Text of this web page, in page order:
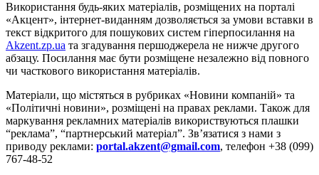
Використання будь-яких матеріалів, розміщених на порталі
«Акцент», інтернет-виданням дозволяється за умови вставки в
текст відкритого для пошукових систем гіперпосилання на
Akzent.zp.ua та згадування першоджерела не нижче другого
абзацу. Посилання має бути розміщене незалежно від повного
чи часткового використання матеріалів.
Матеріали, що містяться в рубриках «Новини компаній» та
«Політичні новини», розміщені на правах реклами. Також для
маркування рекламних матеріалів використвуються плашки
“реклама”, “партнерський матеріал”. Зв’язатися з нами з
приводу реклами: portal.akzent@gmail.com, телефон +38 (099)
767-48-52